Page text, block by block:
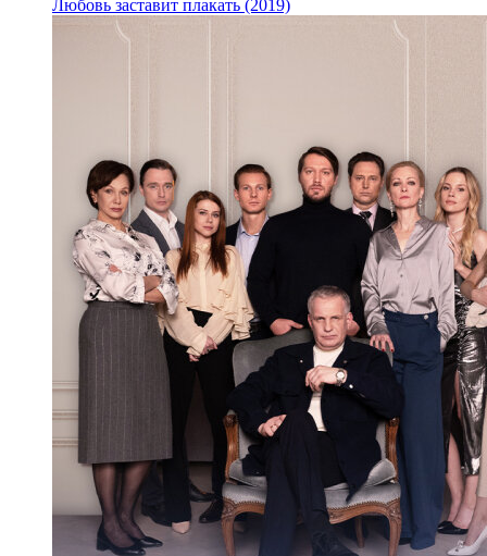
Любовь заставит плакать (2019)